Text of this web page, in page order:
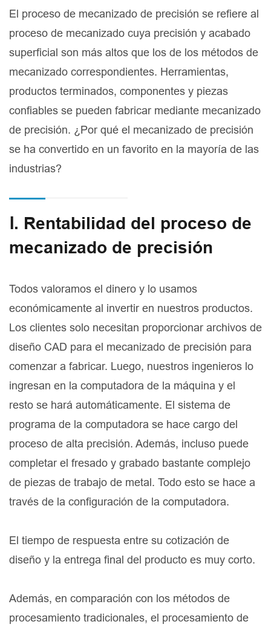
El proceso de mecanizado de precisión se refiere al
proceso de mecanizado cuya precisión y acabado
superficial son más altos que los de los métodos de
mecanizado correspondientes. Herramientas,
productos terminados, componentes y piezas
confiables se pueden fabricar mediante mecanizado
de precisión. ¿Por qué el mecanizado de precisión
se ha convertido en un favorito en la mayoría de las
industrias?
Ⅰ. Rentabilidad del proceso de
mecanizado de precisión
Todos valoramos el dinero y lo usamos
económicamente al invertir en nuestros productos.
Los clientes solo necesitan proporcionar archivos de
diseño CAD para el mecanizado de precisión para
comenzar a fabricar. Luego, nuestros ingenieros lo
ingresan en la computadora de la máquina y el
resto se hará automáticamente. El sistema de
programa de la computadora se hace cargo del
proceso de alta precisión. Además, incluso puede
completar el fresado y grabado bastante complejo
de piezas de trabajo de metal. Todo esto se hace a
través de la configuración de la computadora.
El tiempo de respuesta entre su cotización de
diseño y la entrega final del producto es muy corto.
Además, en comparación con los métodos de
procesamiento tradicionales, el procesamiento de